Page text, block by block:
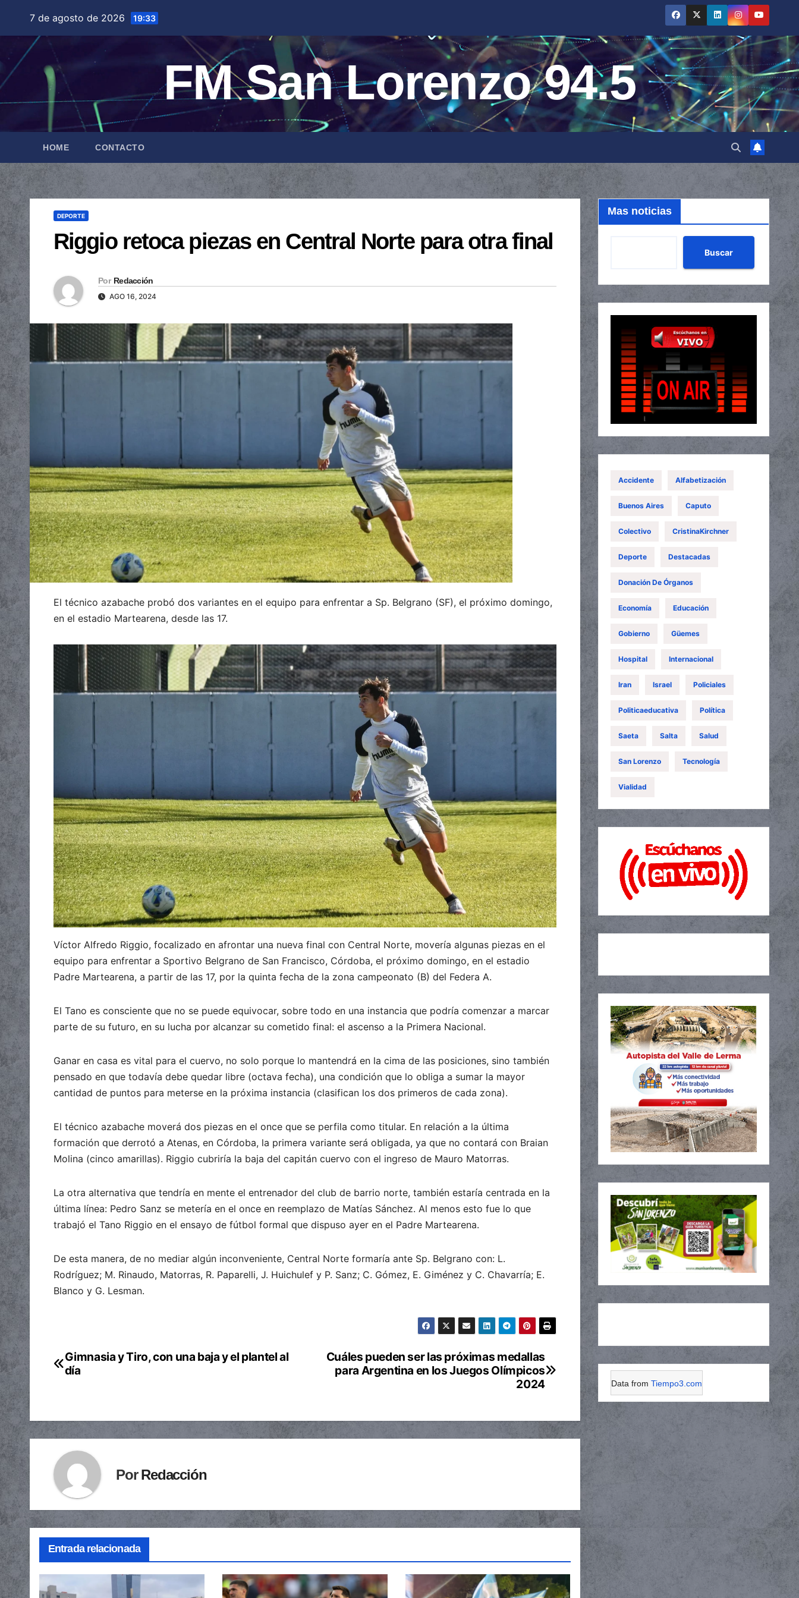
contenido
7 de agosto de 2026 19:33
FM San Lorenzo 94.5
HOME CONTACTO
DEPORTE
Riggio retoca piezas en Central Norte para otra final
Por Redacción
AGO 16, 2024
El técnico azabache probó dos variantes en el equipo para enfrentar a Sp. Belgrano (SF), el próximo domingo,
en el estadio Martearena, desde las 17.
Víctor Alfredo Riggio, focalizado en afrontar una nueva final con Central Norte, movería algunas piezas en el
equipo para enfrentar a Sportivo Belgrano de San Francisco, Córdoba, el próximo domingo, en el estadio
Padre Martearena, a partir de las 17, por la quinta fecha de la zona campeonato (B) del Federa A.
El Tano es consciente que no se puede equivocar, sobre todo en una instancia que podría comenzar a marcar
parte de su futuro, en su lucha por alcanzar su cometido final: el ascenso a la Primera Nacional.
Ganar en casa es vital para el cuervo, no solo porque lo mantendrá en la cima de las posiciones, sino también
pensado en que todavía debe quedar libre (octava fecha), una condición que lo obliga a sumar la mayor
cantidad de puntos para meterse en la próxima instancia (clasifican los dos primeros de cada zona).
El técnico azabache moverá dos piezas en el once que se perfila como titular. En relación a la última
formación que derrotó a Atenas, en Córdoba, la primera variante será obligada, ya que no contará con Braian
Molina (cinco amarillas). Riggio cubriría la baja del capitán cuervo con el ingreso de Mauro Matorras.
La otra alternativa que tendría en mente el entrenador del club de barrio norte, también estaría centrada en la
última línea: Pedro Sanz se metería en el once en reemplazo de Matías Sánchez. Al menos esto fue lo que
trabajó el Tano Riggio en el ensayo de fútbol formal que dispuso ayer en el Padre Martearena.
De esta manera, de no mediar algún inconveniente, Central Norte formaría ante Sp. Belgrano con: L.
Rodríguez; M. Rinaudo, Matorras, R. Paparelli, J. Huichulef y P. Sanz; C. Gómez, E. Giménez y C. Chavarría; E.
Blanco y G. Lesman.
Navegación
Cuáles pueden ser las próximas medallas
para Argentina en los Juegos Olímpicos
2024
Gimnasia y Tiro, con una baja y el plantel al
día
PorRedacción
Entrada relacionada
Mas noticias
Buscar
Accidente Alfabetización
Buenos Aires Caputo
Colectivo CristinaKirchner
Deporte Destacadas
Donación De Órganos
Economía Educación
Gobierno Güemes
Hospital Internacional
Iran Israel Policiales
Politicaeducativa Política
Saeta Salta Salud
San Lorenzo Tecnología
Vialidad
Data from Tiempo3.com